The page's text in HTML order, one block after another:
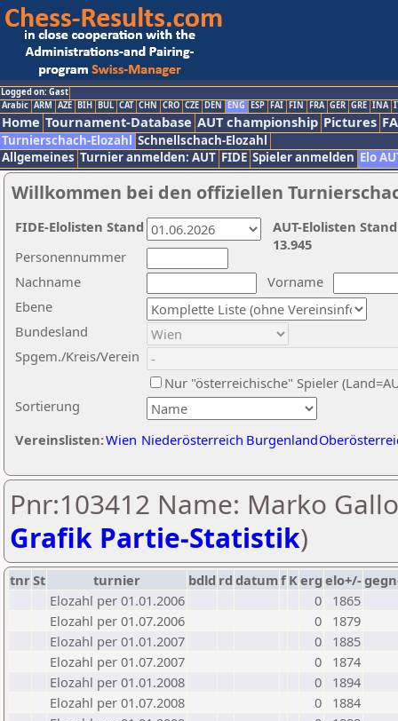
Logged on: Gast
Arabic ARM AZE BIH BUL CAT CHN CRO CZE DEN ENG ESP FAI FIN FRA GER GRE INA
Home Tournament-Database AUT championship Pictures
Turnierschach-Elozahl Schnellschach-Elozahl
Allgemeines Turnier anmelden: AUT FIDE Spieler anmelden Elo
Willkommen bei den offiziellen
Nachname
Vorname
Ebene
Sortierung
Personennummer
Bundesland
Spgem./Kreis/Verein
Nur "österreichische" Spieler
Vereinslisten:Wien Niederösterreich Burgenland
AUT-Elolisten
13.945
FIDE-Elolisten Stand
Pnr:103412 Name: Marko
Grafik Partie-Statistik)
tnrSt turnier bdld rd datumf Kerg elo+/-
Elozahl per 01.01.2006
0
1865
Elozahl per 01.07.2006
0
1879
Elozahl per 01.01.2007
0
1885
Elozahl per 01.07.2007
0
1874
Elozahl per 01.01.2008
0
1894
Elozahl per 01.07.2008
0
1884